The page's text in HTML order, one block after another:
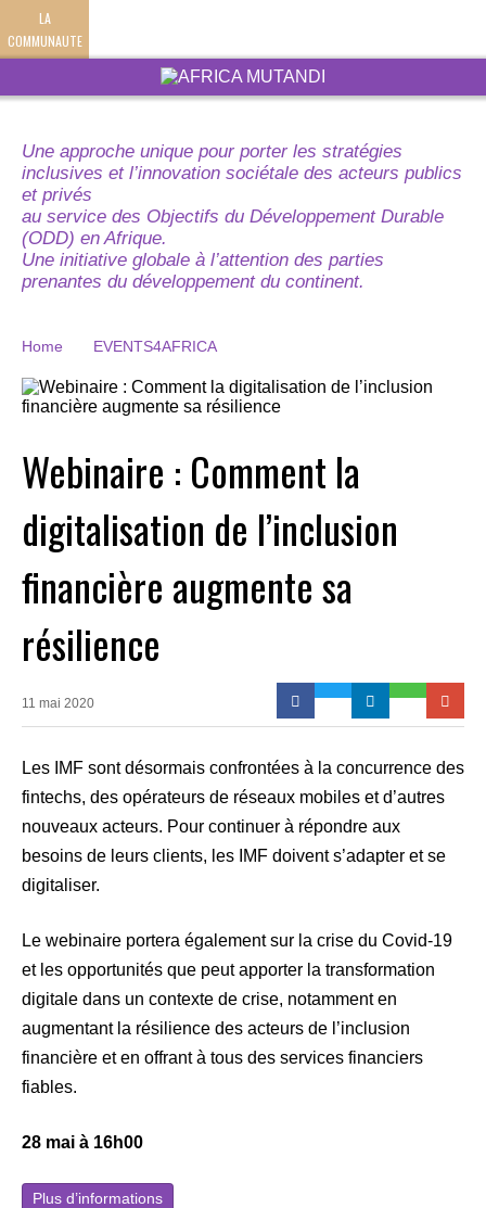
LA
COMMUNAUTE
Une approche unique pour porter les stratégies
inclusives et l’innovation sociétale des acteurs publics
et privés
au service des Objectifs du Développement Durable
(ODD) en Afrique.
Une initiative globale à l’attention des parties
prenantes du développement du continent.
Home EVENTS4AFRICA
Webinaire : Comment la
digitalisation de l’inclusion
financière augmente sa
résilience
11 mai 2020
Les IMF sont désormais confrontées à la concurrence des
fintechs, des opérateurs de réseaux mobiles et d’autres
nouveaux acteurs. Pour continuer à répondre aux
besoins de leurs clients, les IMF doivent s’adapter et se
digitaliser.
Le webinaire portera également sur la crise du Covid-19
et les opportunités que peut apporter la transformation
digitale dans un contexte de crise, notamment en
augmentant la résilience des acteurs de l’inclusion
financière et en offrant à tous des services financiers
fiables.
28 mai à 16h00
Plus d’informations